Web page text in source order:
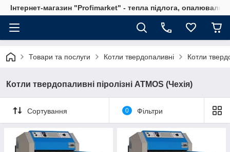
Інтернет-магазин "Profimarket" - тепла підлога,
Товари та послуги Котли твердопаливні Котли
Котли твердопаливні піролізні ATMOS (Чехія)
Сортування 0 Фільтри